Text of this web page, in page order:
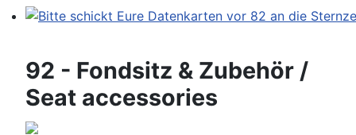
92 - Fondsitz & Zubehör /
Seat accessories